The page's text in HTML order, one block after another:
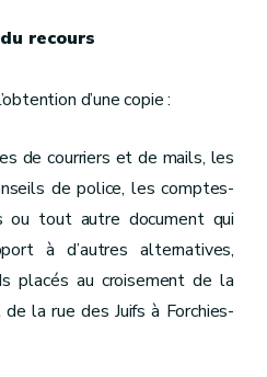
recours
d’une copie :
de courriers et de mails, les
de police, les comptes-
ou tout autre document qui
à d’autres alternatives,
placés au croisement de la
la rue des Juifs à Forchies-